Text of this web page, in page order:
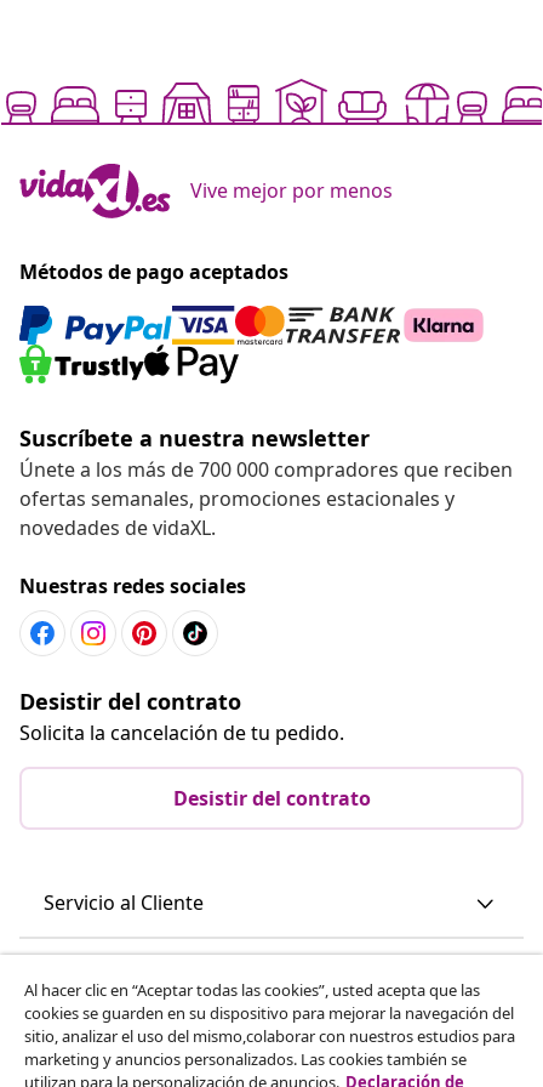
Vive mejor por menos
Métodos de pago aceptados
Suscríbete a nuestra newsletter
Únete a los más de 700 000 compradores que reciben
ofertas semanales, promociones estacionales y
novedades de vidaXL.
Nuestras redes sociales
Desistir del contrato
Solicita la cancelación de tu pedido.
Desistir del contrato
Servicio al Cliente
vidaXL
Al hacer clic en “Aceptar todas las cookies”, usted acepta que las
cookies se guarden en su dispositivo para mejorar la navegación del
sitio, analizar el uso del mismo,colaborar con nuestros estudios para
marketing y anuncios personalizados. Las cookies también se
utilizan para la personalización de anuncios. Declaración de